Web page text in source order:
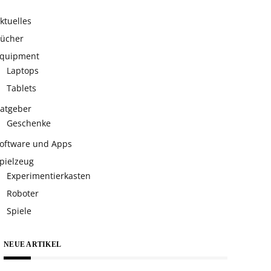
Laptops
Tablets
Geschenke
und Apps
Experimentierkasten
Roboter
Spiele
NEUE ARTIKEL